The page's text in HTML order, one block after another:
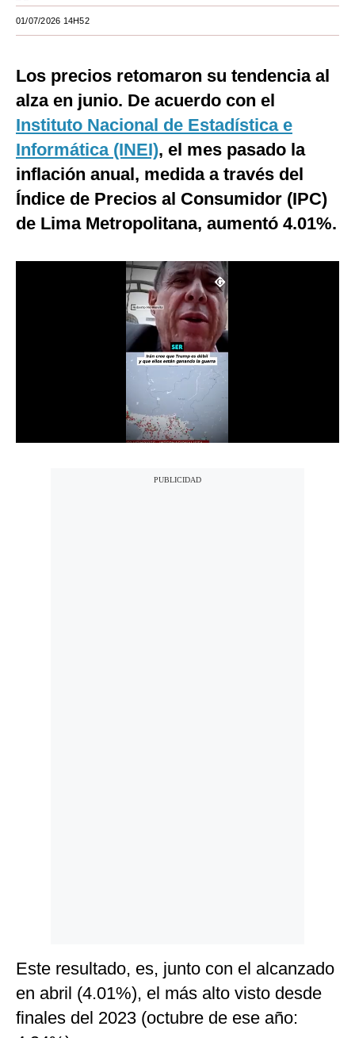
México
España
Tecnología
Club del Suscriptor
01/07/2026 14H52
Los precios retomaron su tendencia al
alza en junio. De acuerdo con el
Instituto Nacional de Estadística e
Informática (INEI), el mes pasado la
inflación anual, medida a través del
Índice de Precios al Consumidor (IPC)
de Lima Metropolitana, aumentó 4.01%.
Este resultado, es, junto con el alcanzado
en abril (4.01%), el más alto visto desde
finales del 2023 (octubre de ese año: